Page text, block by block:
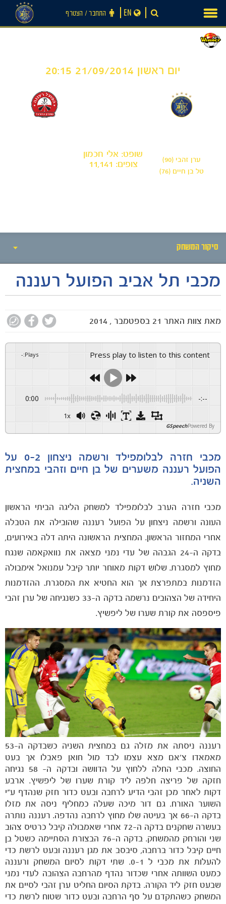
חדשות
הקבוצות
משחקים
ותוצאות
content
התחבר ‪/‬ הצטרף EN
יום ראשון 21/09/2014 20:15
ערן זהבי (90)
טל בן חיים (76)
שופט: אלי חכמון
צופים: 11,141
סיקור המשחק
אירועי המשחק
הרכבים
מכבי תל אביב הפועל רעננה
מאת צוות האתר 21 בספטמבר , 2014
Press play to listen to this content
Plays
:
-
0:00 -:--
1x
Powered By
GSpeech
מכבי חזרה לבלומפילד ורשמה ניצחון 0-2 על
הפועל רעננה משערים של בן חיים וזהבי במחצית
השניה.
מכבי חזרה הערב לבלומפילד למשחק הליגה הביתי הראשון
העונה ורשמה ניצחון על הפועל רעננה שהובילה את הטבלה
אחרי המחזור הראשון. המחצית הראשונה היתה דלה באירועים,
בדקה ה-24 הגבהה של עדי נמני מצאה את נוואקאמה שנגח
מחוץ למסגרת. שלוש דקות מאוחר יותר קיבל עמנואל אימבולה
הזדמנות במתפרצת אך הוא החטיא את המסגרת. ההזדמנות
היחידה של הצהובים נרשמה בדקה ה-33 כשנגיחה של ערן זהבי
פיספסה את קורת שערו של ליפשיץ.
רעננה ניסתה את מזלה גם במחצית השניה כשבדקה ה-53
מאמאדו צ'אם מצא עצמו לבד מול חואן פאבלו אך בעט
החוצה. מכבי החלה ללחוץ על הדוושה ובדקה ה- 58 נגיחה
חזקה של פריצה חלפה ליד קורת שערו של ליפשיץ. ארבע
דקות לאחר מכן זהבי הדיע לרחבה ובעט כדור חזק שנהדף ע"י
השוער האורח. גם דור מיכה שעלה כמחליף ניסה את מזלו
בדקה ה-66 אך בעיטה שלו מחוץ לרחבה נהדפה. רעננה נותרה
בעשרה שחקנים בדקה ה-72 אחרי שאמבולה קיבל כרטיס צהוב
שני והורחק מהמשחק. בדקה ה-76 הבצורת הסתיימה כשטל בן
חיים קיבל כדור ברחבה, סיבסב את מגן רעננה ובעט לרשת כדי
להעלות את מכבי ל 0-1. שתי דקות לסיום המשחק ורעננה
כמעט השוותה אחרי שכדור נהדף מהרחבה הצהובה לעדי נמני
שבעט חזק ליד הקורה. בדקת הסיום החליט ערן זהבי לסיים את
המשחק כשהתקדם על סף הרחבה ובעט כדור שטוח לרשת כדי